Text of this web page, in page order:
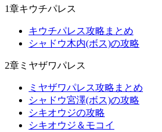
1章キウチパレス
キウチパレス攻略まとめ
シャドウ木内(ボス)の攻略
2章ミヤザワパレス
ミヤザワパレス攻略まとめ
シャドウ宮澤(ボス)の攻略
シキオウジの攻略
シキオウジ＆モコイ